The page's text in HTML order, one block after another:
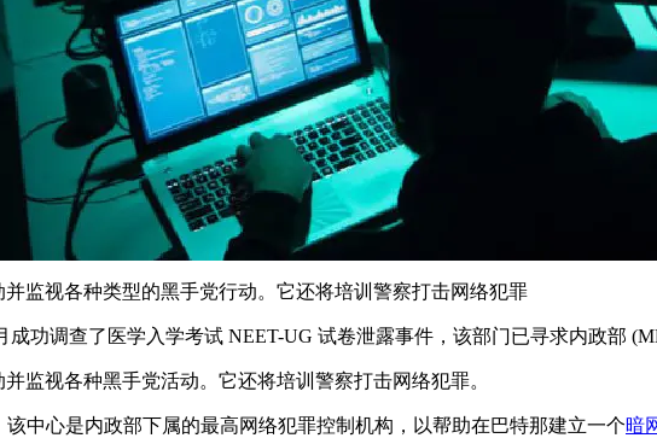
监视各种类型的黑手党行动。它还将培训警察打击网络犯罪
成功调查了医学入学考试 NEET-UG 试卷泄露事件，该部门已寻求内政部
监视各种黑手党活动。它还将培训警察打击网络犯罪。
中心是内政部下属的最高网络犯罪控制机构，以帮助在巴特那建立一个暗